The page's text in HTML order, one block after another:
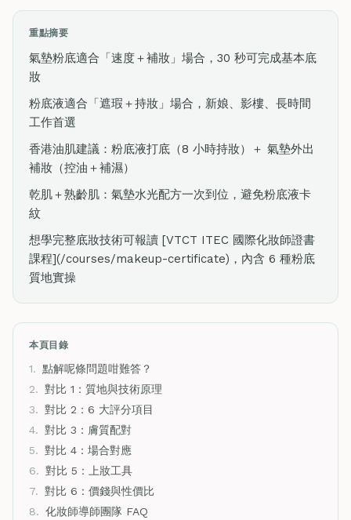
重點摘要
氣墊粉底適合「速度＋補妝」場合，30 秒可完成基本底
妝
粉底液適合「遮瑕＋持妝」場合，新娘、影樓、長時間
工作首選
香港油肌建議：粉底液打底（8 小時持妝）＋ 氣墊外出
補妝（控油＋補濕）
乾肌＋熟齡肌：氣墊水光配方一次到位，避免粉底液卡
紋
想學完整底妝技術可報讀 [VTCT ITEC 國際化妝師證書
課程](/courses/makeup-certificate)，內含 6 種粉底
質地實操
本頁目錄
1. 點解呢條問題咁難答？
2. 對比 1：質地與技術原理
3. 對比 2：6 大評分項目
4. 對比 3：膚質配對
5. 對比 4：場合對應
6. 對比 5：上妝工具
7. 對比 6：價錢與性價比
8. 化妝師導師團隊 FAQ